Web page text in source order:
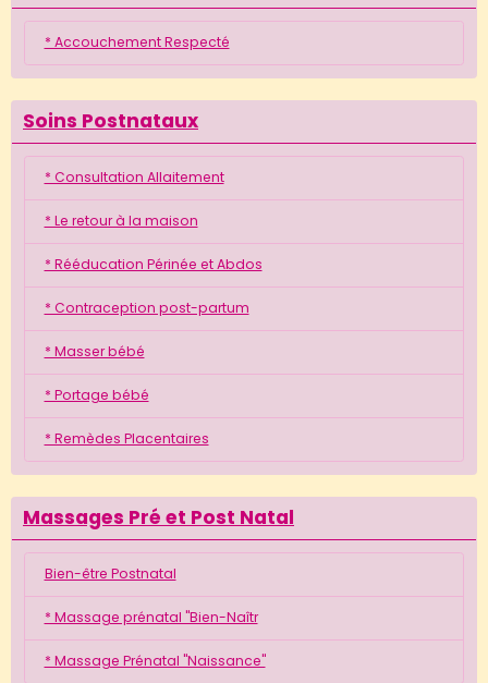
* Accouchement Respecté
Soins Postnataux
* Consultation Allaitement
* Le retour à la maison
* Rééducation Périnée et Abdos
* Contraception post-partum
* Masser bébé
* Portage bébé
* Remèdes Placentaires
Massages Pré et Post Natal
Bien-être Postnatal
* Massage prénatal "Bien-Naîtr
* Massage Prénatal "Naissance"